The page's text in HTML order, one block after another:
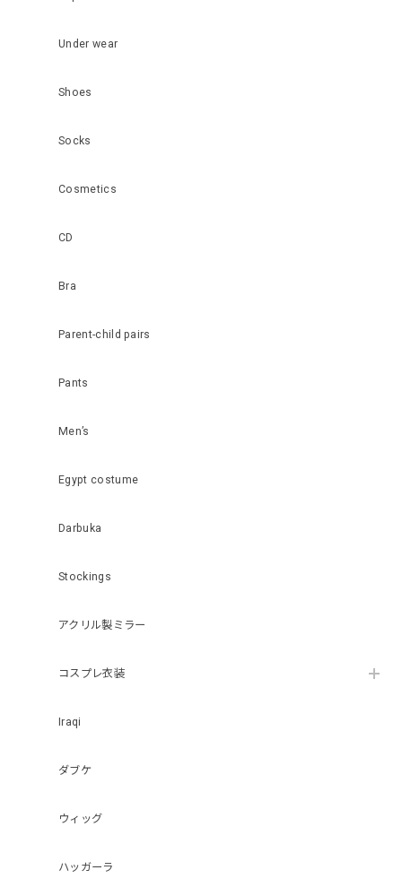
Under wear
Shoes
Socks
Cosmetics
CD
Bra
Parent-child pairs
Pants
Men’s
Egypt costume
Darbuka
Stockings
アクリル製ミラー
コスプレ衣装
Iraqi
ダブケ
ウィッグ
ハッガーラ